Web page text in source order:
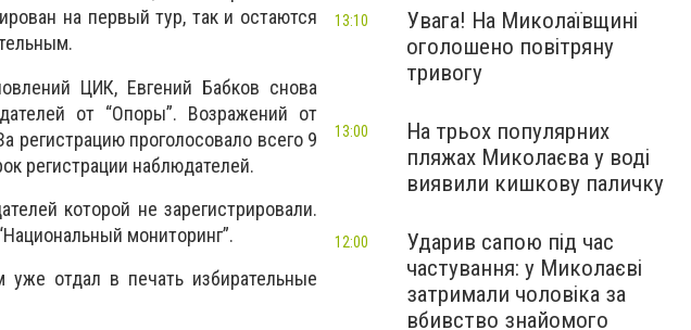
на первый тур, так и остаются
ЦИК, Евгений Бабков снова
от “Опоры”. Возражений от
регистрацию проголосовало всего 9
регистрации наблюдателей.
которой не зарегистрировали.
мониторинг”.
уже отдал в печать избирательные
Увага! На Миколаївщині
оголошено повітряну
тривогу
13:10
На трьох популярних
пляжах Миколаєва у воді
виявили кишкову паличку
13:00
Ударив сапою під час
частування: у Миколаєві
затримали чоловіка за
вбивство знайомого
12:00